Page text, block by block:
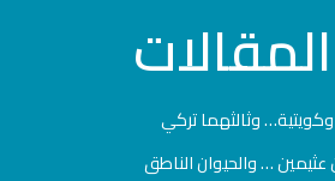
المقالات
وثالثهما تركي
عثيمين … والحيوان الناطق